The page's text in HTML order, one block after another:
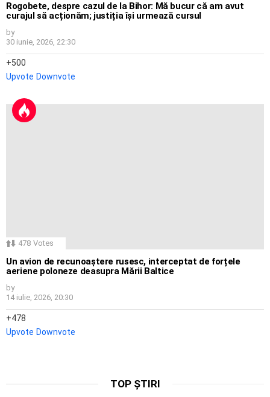
Rogobete, despre cazul de la Bihor: Mă bucur că am avut
curajul să acționăm; justiția își urmează cursul
by
30 iunie, 2026, 22:30
500
Upvote Downvote
478 Votes
Un avion de recunoaștere rusesc, interceptat de forțele
aeriene poloneze deasupra Mării Baltice
by
14 iulie, 2026, 20:30
478
Upvote Downvote
TOP ȘTIRI